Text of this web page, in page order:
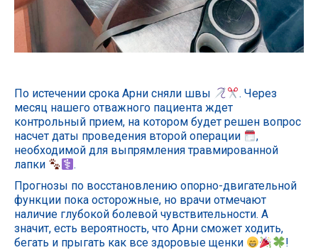
По истечении срока Арни сняли швы
. Через
месяц нашего отважного пациента ждет
контрольный прием, на котором будет решен вопрос
насчет даты проведения второй операции
,
необходимой для выпрямления травмированной
лапки
.
Прогнозы по восстановлению опорно-двигательной
функции пока осторожные, но врачи отмечают
наличие глубокой болевой чувствительности. А
значит, есть вероятность, что Арни сможет ходить,
бегать и прыгать как все здоровые щенки
!